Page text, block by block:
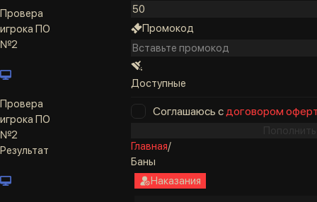
Провера
игрока ПО
№2
Провера
игрока ПО
№2
Результат
Промокод
Доступные
Соглашаюсь сдоговором
Главная/
Баны
Наказания